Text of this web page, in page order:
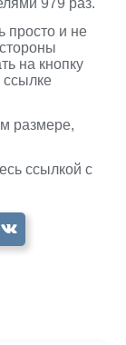
979 раз.
просто и не
на кнопку
ссылке
размере,
ссылкой с